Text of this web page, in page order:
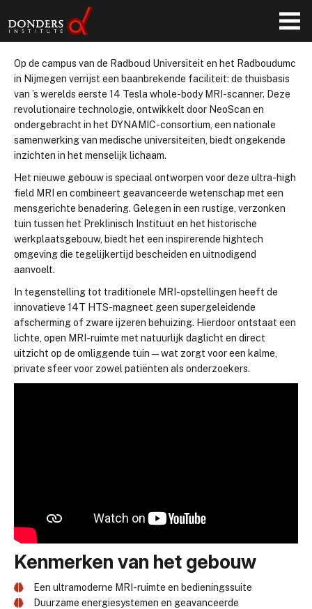
DYNAMIC 14T
Op de campus van de Radboud Universiteit en het Radboudumc
in Nijmegen verrijst een baanbrekende faciliteit: de thuisbasis
van ’s werelds eerste 14 Tesla whole-body MRI-scanner. Deze
revolutionaire technologie, ontwikkelt door NeoScan en
ondergebracht in het DYNAMIC-consortium, een nationale
samenwerking van medische universiteiten, biedt ongekende
inzichten in het menselijk lichaam.
Het nieuwe gebouw is speciaal ontworpen voor deze ultra-high
field MRI en combineert geavanceerde wetenschap met een
mensgerichte benadering. Gelegen in een rustige, verzonken
tuin tussen het Preklinisch Instituut en het historische
werkplaatsgebouw, biedt het een inspirerende hightech
omgeving die tegelijkertijd bescheiden en uitnodigend
aanvoelt.
In tegenstelling tot traditionele MRI-opstellingen heeft de
innovatieve 14T HTS-magneet geen supergeleidende
afscherming of zware ijzeren behuizing. Hierdoor ontstaat een
lichte, open MRI-ruimte met natuurlijk daglicht en direct
uitzicht op de omliggende tuin—wat zorgt voor een kalme,
private sfeer voor zowel patiënten als onderzoekers.
Kenmerken van het gebouw
Een ultramoderne MRI-ruimte en bedieningssuite
Duurzame energiesystemen en geavanceerde